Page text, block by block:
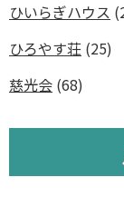
ひいらぎハウス
ひろやす荘 (25)
慈光会 (68)